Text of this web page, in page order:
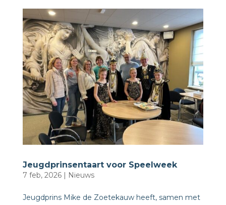
Jeugdprinsentaart voor Speelweek
7 feb, 2026| Nieuws
Jeugdprins Mike de Zoetekauw heeft, samen met